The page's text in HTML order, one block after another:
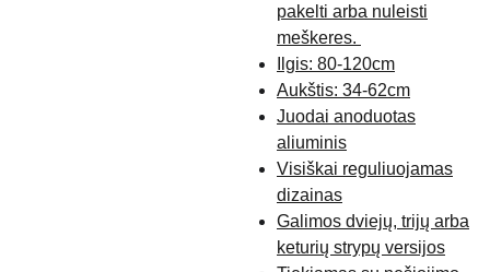
pakelti arba nuleisti
meškeres.
Ilgis: 80-120cm
Aukštis: 34-62cm
Juodai anoduotas
aliuminis
Visiškai reguliuojamas
dizainas
Galimos dviejų, trijų arba
keturių strypų versijos